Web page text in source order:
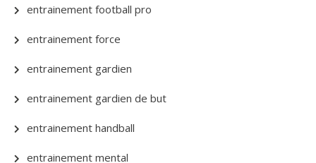
entrainement football pro
entrainement force
entrainement gardien
entrainement gardien de but
entrainement handball
entrainement mental